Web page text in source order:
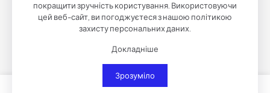
покращити зручність користування. Використовуючи
цей веб-сайт, ви погоджуєтеся з нашою політикою
захисту персональних даних.
Докладніше
Зрозуміло